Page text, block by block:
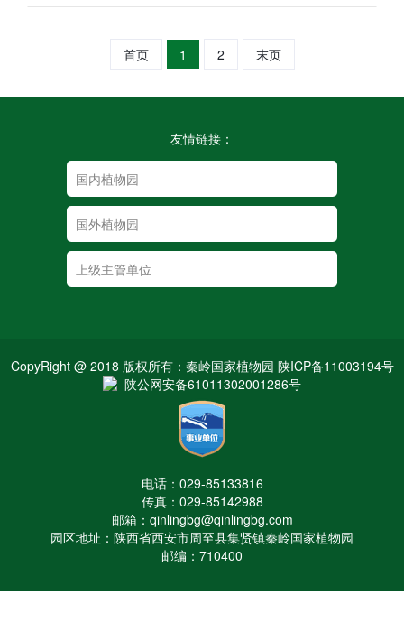
首页 1 2 末页
友情链接：
CopyRight @ 2018 版权所有：秦岭国家植物园 陕ICP备11003194号
陕公网安备61011302001286号
电话：029-85133816
传真：029-85142988
邮箱：qinlingbg@qinlingbg.com
园区地址：陕西省西安市周至县集贤镇秦岭国家植物园
邮编：710400